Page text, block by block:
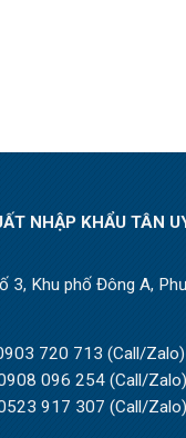
NHẬP KHẨU TÂN
3, Khu phố Đông A,
720 713 (Call/Zalo)
096 254 (Call/Zalo)
917 307 (Call/Zalo)